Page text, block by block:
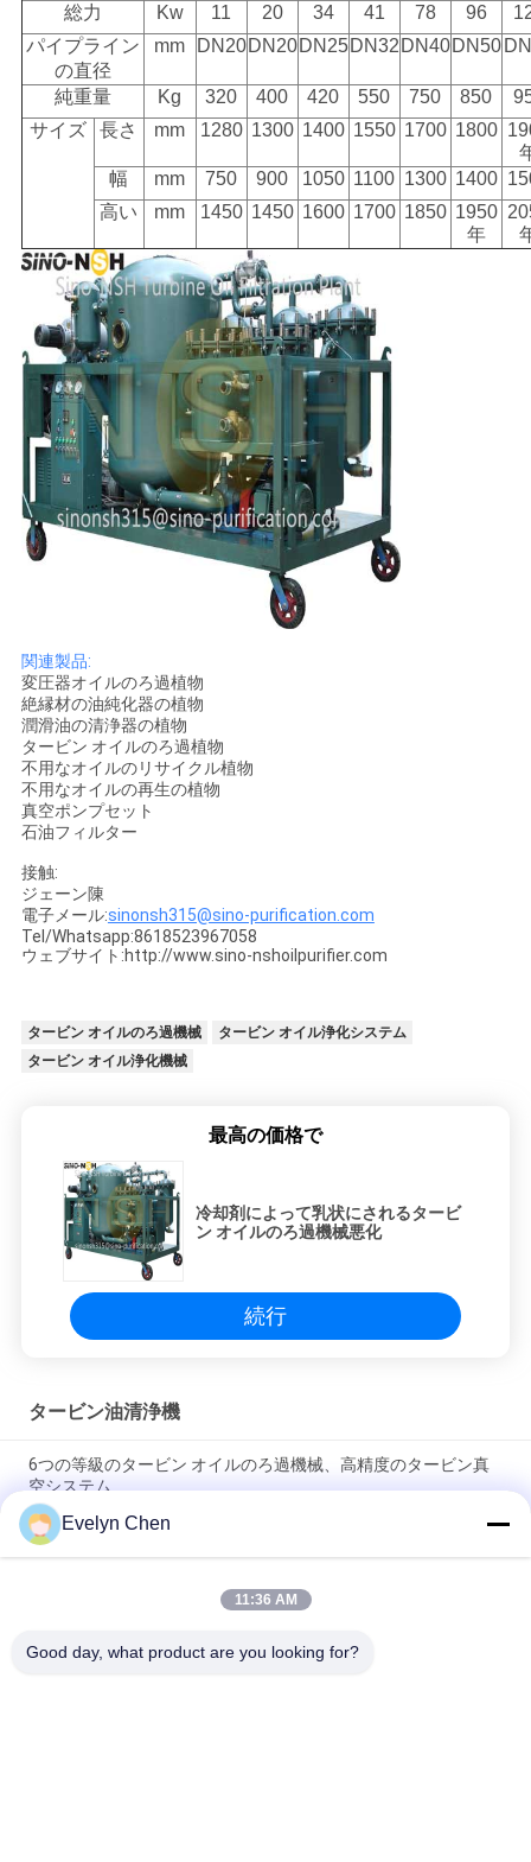
総力
Kw 11 20 34 41 78 96
パイプライン
の直径
mm DN20DN20DN25DN32 DN40DN50
純重量 Kg 320 400 420 550 750 850
サイズ
長さ mm 1280 1300 1400 1550 1700 1800
幅
mm 750 900 1050 1100 1300 1400
高い
mm 1450 1450 1600 1700 1850 1950
年
関連製品:
変圧器オイルのろ過植物
絶縁材の油純化器の植物
潤滑油の清浄器の植物
タービン オイルのろ過植物
不用なオイルのリサイクル植物
不用なオイルの再生の植物
真空ポンプセット
石油フィルター
接触:
ジェーン陳
電子メール:sinonsh315@sino-purification.com
Tel/Whatsapp:8618523967058
ウェブサイト:http://www.sino-nshoilpurifier.com
タービン オイルのろ過機械
タービン オイル浄化システム
タービン オイル浄化機械
最高の価格で
冷却剤によって乳状にされるタービ
ン オイルのろ過機械悪化
続行
タービン油清浄機
6つの等級のタービン オイルのろ過機械、高精度のタービン真
空システム
真空のタービン オイルの再生システム高性能をリサイクルする
オイル
低雑音発電所のタービン油純化器の湿気の粒子の取り外し600-
Evelyn Chen
11:36 AM
Good day, what product are you looking for?